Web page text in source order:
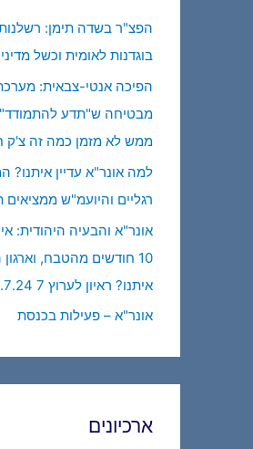
הפצ"ר בשדה תימן:
בוגדנות לאומית וכשל
הפיכה אנטי-צבאית:
מבטיחה ש"תדע להתמודד"
ממש לא מזמן כמה זה צ'ק
למה אונר"א עדיין איתנו?
רגליים והיועמ"ש ממציאים
אונר"א והבעיה היהודית:
10 חודשים מהטבח,
איתנו? ראיון לערוץ 7 14.7.24
אונר"א – פעילות בכנסת
ארכיונים